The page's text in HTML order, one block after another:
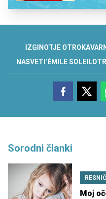
IZGINOTJE OTROKA
NASVETI ’ÉMILE SOLEIL
Sorodni članki
Moj